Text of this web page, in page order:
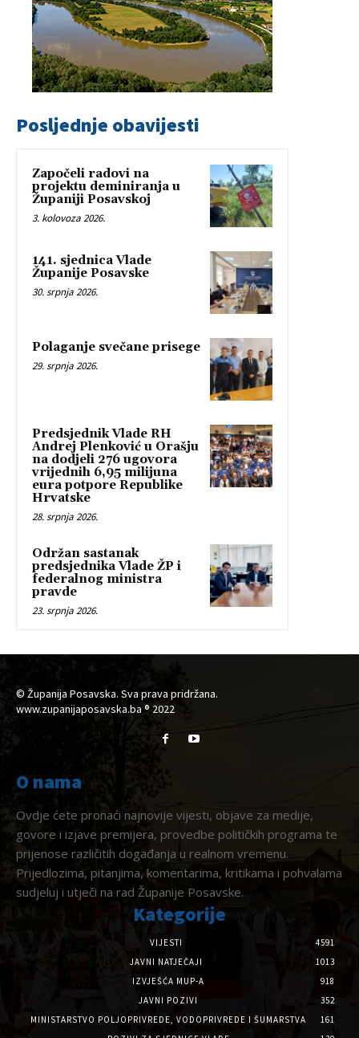
Posljednje obavijesti
Započeli radovi na
projektu deminiranja u
Županiji Posavskoj
3. kolovoza 2026.
141. sjednica Vlade
Županije Posavske
30. srpnja 2026.
Polaganje svečane prisege
29. srpnja 2026.
Predsjednik Vlade RH
Andrej Plenković u Orašju
na dodjeli 276 ugovora
vrijednih 6,95 milijuna
eura potpore Republike
Hrvatske
28. srpnja 2026.
Održan sastanak
predsjednika Vlade ŽP i
federalnog ministra
pravde
23. srpnja 2026.
© Županija Posavska. Sva prava pridržana.
www.zupanijaposavska.ba ® 2022
O nama
Ovdje ćete pronaći najnovije vijesti, objave za medije,
govore i izjave premijera, provedbe političkih programa te
prijenose različitih događanja u realnom vremenu.
Prijedlozima, pitanjima, komentarima, kritikama i pohvalama
sudjeluj i utječi na rad Županije Posavske.
Kategorije
VIJESTI
4591
JAVNI NATJEČAJI
1013
IZVJEŠĆA MUP-A
918
JAVNI POZIVI
352
MINISTARSTVO POLJOPRIVREDE, VODOPRIVREDE I ŠUMARSTVA
161